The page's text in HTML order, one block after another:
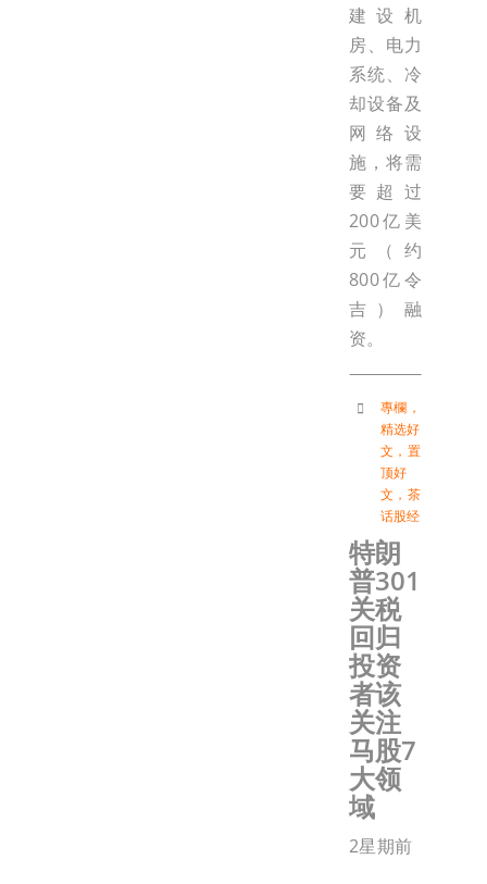
建设机
房、电力
系统、冷
却设备及
网络设
施，将需
要超过
200亿美
元（约
800亿令
吉）融
资。
專欄 ，
精选好
文 ， 置
顶好
文 ， 茶
话股经
特朗
普301
关税
回归
投资
者该
关注
马股7
大领
域
2星期前